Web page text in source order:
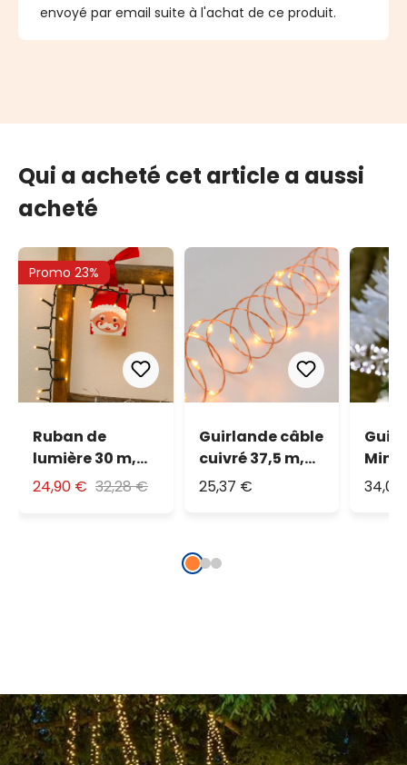
envoyé par email suite à l'achat de ce produit.
Qui a acheté cet article a aussi
acheté
Promo 23%
Ruban de
lumière 30 m,
1500 led blanc
24,90 € 32,28 €
Guirlande câble
cuivré 37,5 m,
500 microled
25,37 €
m,